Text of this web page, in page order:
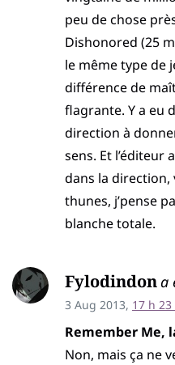
peu de chose
Dishonored (25
le même type de
différence de
flagrante. Y a eu
direction à
sens. Et
dans la direction,
thunes, j’pense
blanche totale.
Fylodindona
3 Aug 2013, 17 h
Remember Me,
Non, mais ça ne